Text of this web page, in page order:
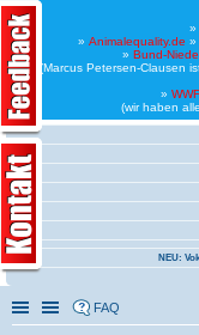
»
» Animalequality.de »
» Bund-
(Marcus Petersen-Clausen
»
(wir haben
NEU:
Schnellzugriff
Linkliste
FAQ